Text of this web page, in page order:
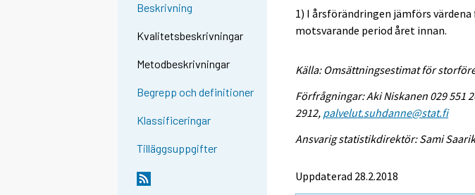
Beskrivning
Kvalitetsbeskrivningar
Metodbeskrivningar
Begrepp och definitioner
Klassificeringar
Tilläggsuppgifter
1) I årsförändringen jämförs
motsvarande period året innan.
Källa: Omsättningsestimat för
Förfrågningar: Aki Niskanen 029 551
2912, palvelut.suhdanne@stat.fi
Ansvarig statistikdirektör: Sami
Uppdaterad 28.2.2018